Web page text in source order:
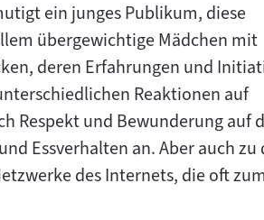
ein junges Publikum, diese
übergewichtige Mädchen mit
deren Erfahrungen und
Reaktionen auf
Respekt und Bewunderung auf
Essverhalten an. Aber auch zu
des Internets, die oft zum